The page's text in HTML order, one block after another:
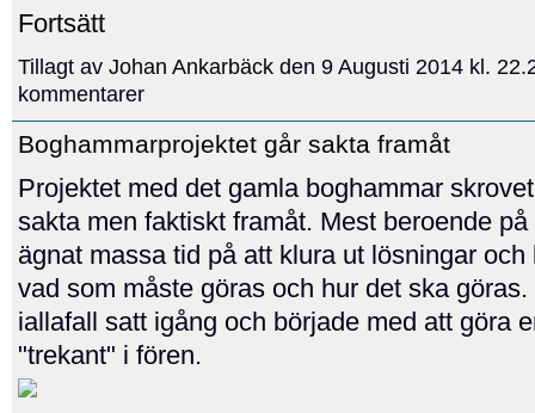
Fortsätt
Tillagt av Johan Ankarbäck den 9 Augusti 2014 kl.
kommentarer
Boghammarprojektet går sakta framåt
Projektet med det gamla boghammar
sakta men faktiskt framåt. Mest beroende på
ägnat massa tid på att klura ut lösningar och
vad som måste göras och hur det ska
iallafall satt igång och började med att göra
"trekant" i fören.